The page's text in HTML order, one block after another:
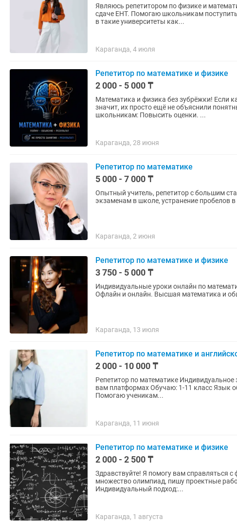
Являюсь репетитором по физике и
сдаче ЕНТ. Помогаю школьникам
в такие университеты как...
Караганда, 4 июля
Репетитор по математике и физике
2 000 - 5 000 ₸
Математика и физика без зубрёжки! Если кажется, что эти предметы слишком сложные —
значит, их просто ещё не объяснили понятным языком. Меня
школьникам: Повысить оценки. ...
Караганда, 28 июня
Репетитор по математике
5 000 - 7 000 ₸
Опытный учитель, репетитор с большим
экзаменам в школе, устранение пробелов в
Караганда, 2 июня
Репетитор по математике и физике
3 750 - 5 000 ₸
Индивидуальные уроки онлайн по
Офлайн и онлайн. Высшая математика и
Караганда, 13 июля
Репетитор по математике и
2 000 - 10 000 ₸
Репетитор по математике Индивидуальное занятия, группы Онлайн формат на любых удобных
вам платформах Обучаю: 1-11 класс Язык обучения-русский, английский. Мои услуги 1️⃣
Помогаю ученикам...
Караганда, 11 июня
Репетитор по математике и физике
2 000 - 2 500 ₸
Здравствуйте! Я помогу вам справляться с физикой и
множество олимпиад, пишу проектные работы, был
Индивидуальный подход:...
Караганда, 1 августа